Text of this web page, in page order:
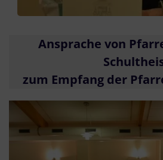
Ansprache von
zum Empfang der